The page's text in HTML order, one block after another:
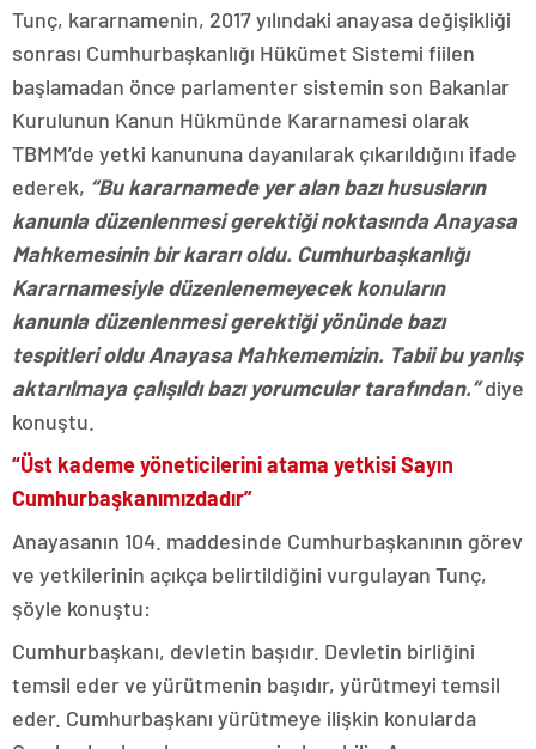
Tunç, kararnamenin, 2017 yılındaki anayasa değişikliği
sonrası Cumhurbaşkanlığı Hükümet Sistemi fiilen
başlamadan önce parlamenter sistemin son Bakanlar
Kurulunun Kanun Hükmünde Kararnamesi olarak
TBMM’de yetki kanununa dayanılarak çıkarıldığını ifade
ederek, “Bu kararnamede yer alan bazı hususların
kanunla düzenlenmesi gerektiği noktasında Anayasa
Mahkemesinin bir kararı oldu. Cumhurbaşkanlığı
Kararnamesiyle düzenlenemeyecek konuların
kanunla düzenlenmesi gerektiği yönünde bazı
tespitleri oldu Anayasa Mahkememizin. Tabii bu yanlış
aktarılmaya çalışıldı bazı yorumcular tarafından.”diye
konuştu.
“Üst kademe yöneticilerini atama yetkisi Sayın
Cumhurbaşkanımızdadır”
Anayasanın 104. maddesinde Cumhurbaşkanının görev
ve yetkilerinin açıkça belirtildiğini vurgulayan Tunç,
şöyle konuştu:
Cumhurbaşkanı, devletin başıdır. Devletin birliğini
temsil eder ve yürütmenin başıdır, yürütmeyi temsil
eder. Cumhurbaşkanı yürütmeye ilişkin konularda